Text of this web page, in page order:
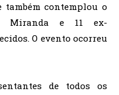
contemplou o
Miranda e 11 ex-
O evento ocorreu
de todos os